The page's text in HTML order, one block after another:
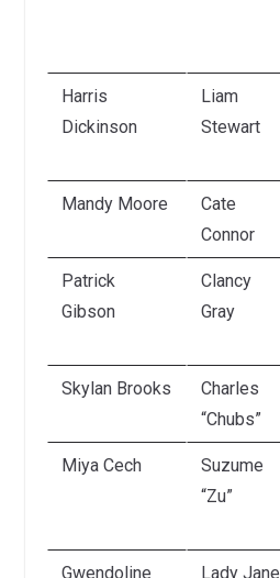
Harris
Dickinson
Liam
Stewart
Mandy Moore
Cate
Connor
Patrick
Gibson
Clancy
Gray
Skylan Brooks
Charles
“Chubs”
Miya Cech
Suzume
“Zu”
Gwendoline
Lady Jane